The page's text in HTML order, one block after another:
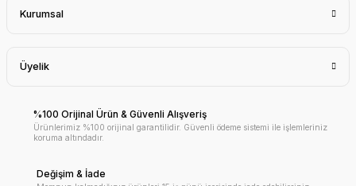
Kurumsal
Üyelik
%100 Orijinal Ürün & Güvenli Alışveriş
Ürünlerimiz %100 orijinal garantilidir. Güvenli ödeme sistemi ile işlemleriniz
koruma altındadır.
Değişim & İade